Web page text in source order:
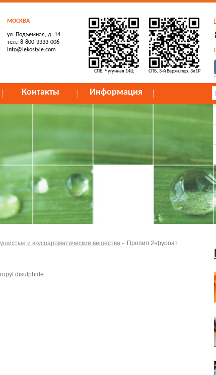
МОСКВА
ул. Подъемная, д. 14
тел.: 8-800-3333-006
info@lekostyle.com
СПБ, Чугунная 14Ц СПБ, 3-й Верхн.пер. 3к1Р
Контакты Информация
и вкусоароматические вещества - Пропил 2-фуроат
disulphide